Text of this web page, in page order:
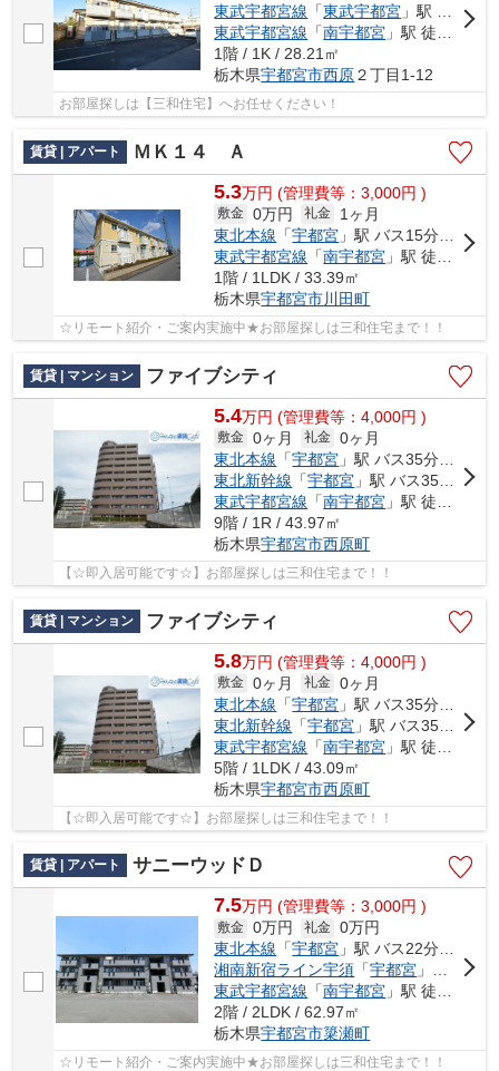
東武宇都宮線 「東武宇都宮 」駅 徒歩14分
東武宇都宮線 「南宇都宮 」駅 徒歩18分
1階 / 1K / 28.21㎡
栃木県宇都宮市西原２丁目1-12
お部屋探しは【三和住宅】へお任せください！
賃貸 | アパート ＭＫ１４ Ａ
5.3万円 (管理費等：3,000円 )
敷金 0万円 礼金
1ヶ月
東北本線 「宇都宮 」駅 バス15分 「砂田街道入口」 停歩5分
東武宇都宮線 「南宇都宮 」駅 徒歩44分
1階 / 1LDK / 33.39㎡
栃木県宇都宮市川田町
☆リモート紹介・ご案内実施中★お部屋探しは三和住宅まで！！
賃貸 | マンション ファイブシティ
5.4万円 (管理費等：4,000円 )
敷金 0ヶ月 礼金 0ヶ月
東北本線 「宇都宮 」駅 バス35分 「川田入口（栃木県）」 停歩3分
東北新幹線 「宇都宮 」駅 バス35分 「川田入口（栃木県）」 停歩3分
東武宇都宮線 「南宇都宮 」駅 徒歩27分
9階 / 1R / 43.97㎡
栃木県宇都宮市西原町
【☆即入居可能です☆】お部屋探しは三和住宅まで！！
賃貸 | マンション ファイブシティ
5.8万円 (管理費等：4,000円 )
敷金 0ヶ月 礼金 0ヶ月
東北本線 「宇都宮 」駅 バス35分 「川田入口（栃木県）」 停歩3分
東北新幹線 「宇都宮 」駅 バス35分 「川田入口（栃木県）」 停歩3分
東武宇都宮線 「南宇都宮 」駅 徒歩27分
5階 / 1LDK / 43.09㎡
栃木県宇都宮市西原町
【☆即入居可能です☆】お部屋探しは三和住宅まで！！
賃貸 | アパート サニーウッドＤ
7.5万円 (管理費等：3,000円 )
敷金 0万円 礼金 0万円
東北本線 「宇都宮 」駅 バス22分 「簗瀬金堀」 停歩14分
湘南新宿ライン宇須 「宇都宮 」駅 バス22分 「簗瀬金堀」 停歩14分
東武宇都宮線 「南宇都宮 」駅 徒歩35分
2階 / 2LDK / 62.97㎡
栃木県宇都宮市簗瀬町
☆リモート紹介・ご案内実施中★お部屋探しは三和住宅まで！！